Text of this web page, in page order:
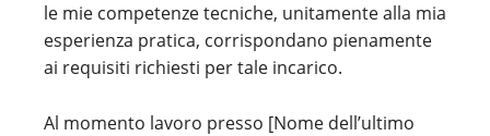
le mie competenze tecniche, unitamente alla mia
esperienza pratica, corrispondano pienamente
ai requisiti richiesti per tale incarico.
Al momento lavoro presso [Nome dell’ultimo